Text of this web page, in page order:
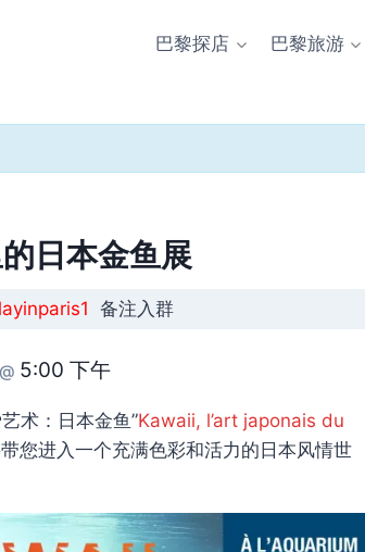
巴黎探店 巴黎旅游
日本金鱼展
备注入群
@ 5:00 下午
术：日本金鱼”Kawaii, l’art japonais du
您进入一个充满色彩和活力的日本风情世